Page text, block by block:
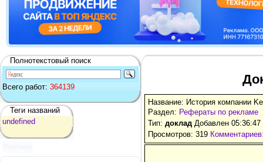
Полнотекстовый поиск
Всего работ: 364139
Теги названий
undefined
Название: История компании
Раздел: Рефераты по рекламе
Тип: доклад Добавлен
Просмотров: 319